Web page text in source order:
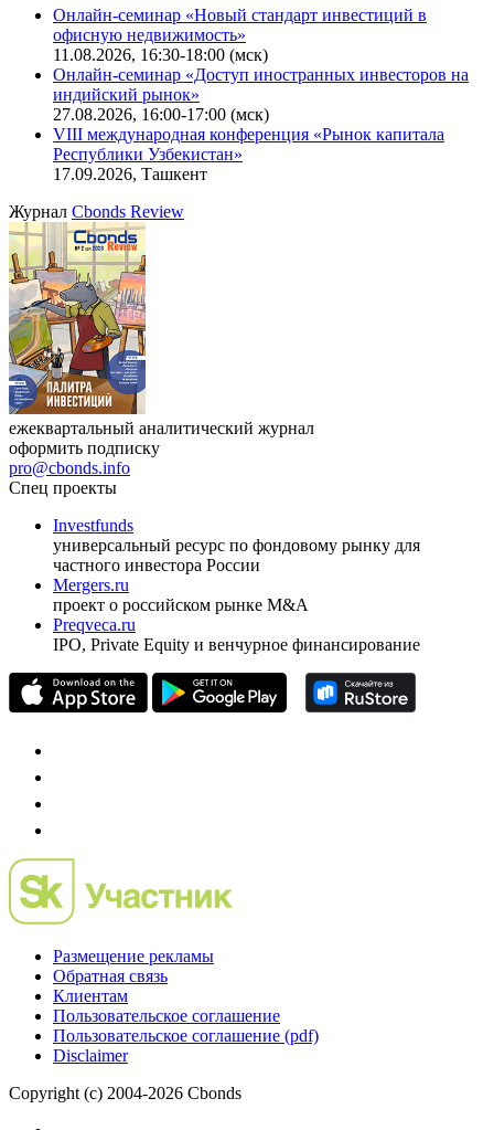
Онлайн-семинар «Новый стандарт инвестиций в
офисную недвижимость»
11.08.2026, 16:30-18:00 (мск)
Онлайн-семинар «Доступ иностранных инвесторов на
индийский рынок»
27.08.2026, 16:00-17:00 (мск)
VIII международная конференция «Рынок капитала
Республики Узбекистан»
17.09.2026, Ташкент
Журнал Cbonds Review
ежеквартальный аналитический журнал
оформить подписку
pro@cbonds.info
Спец проекты
Investfunds
универсальный ресурс по фондовому рынку для
частного инвестора России
Mergers.ru
проект о российском рынке M&A
Preqveca.ru
IPO, Private Equity и венчурное финансирование
Размещение рекламы
Обратная связь
Клиентам
Пользовательское соглашение
Пользовательское соглашение (pdf)
Disclaimer
Copyright (c) 2004-2026 Cbonds